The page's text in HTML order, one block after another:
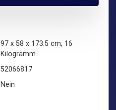
‎97 x 58 x 173.5 cm, 16
Kilogramm
‎52066817
‎Nein